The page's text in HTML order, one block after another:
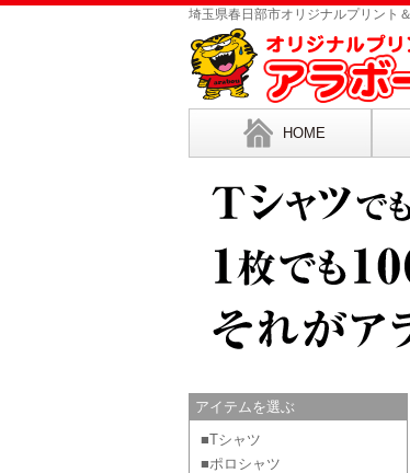
埼玉県春日部市オリジナルプリント
HOME
アイテムを選ぶ
■Tシャツ
■ポロシャツ